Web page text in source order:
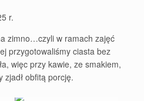
r.
zimno…czyli w ramach zajęć
przygotowaliśmy ciasta bez
więc przy kawie, ze smakiem,
zjadł obfitą porcję.